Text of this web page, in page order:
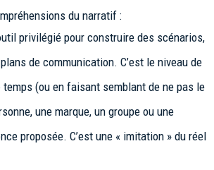
du narratif :
privilégié pour construire des scénarios,
de communication. C’est le niveau de
(ou en faisant semblant de ne pas le
une marque, un groupe ou une
proposée. C’est une « imitation » du réel